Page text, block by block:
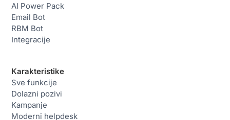
AI Power Pack
Email Bot
RBM Bot
Integracije
Karakteristike
Sve funkcije
Dolazni pozivi
Kampanje
Moderni helpdesk